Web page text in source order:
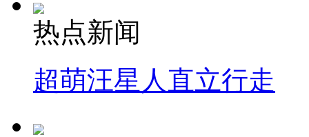
热点新闻
超萌汪星人直立行走